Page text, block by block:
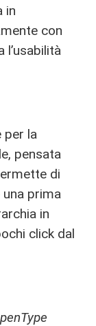
in
con
l’usabilità
per la
pensata
di
prima
in
click dal